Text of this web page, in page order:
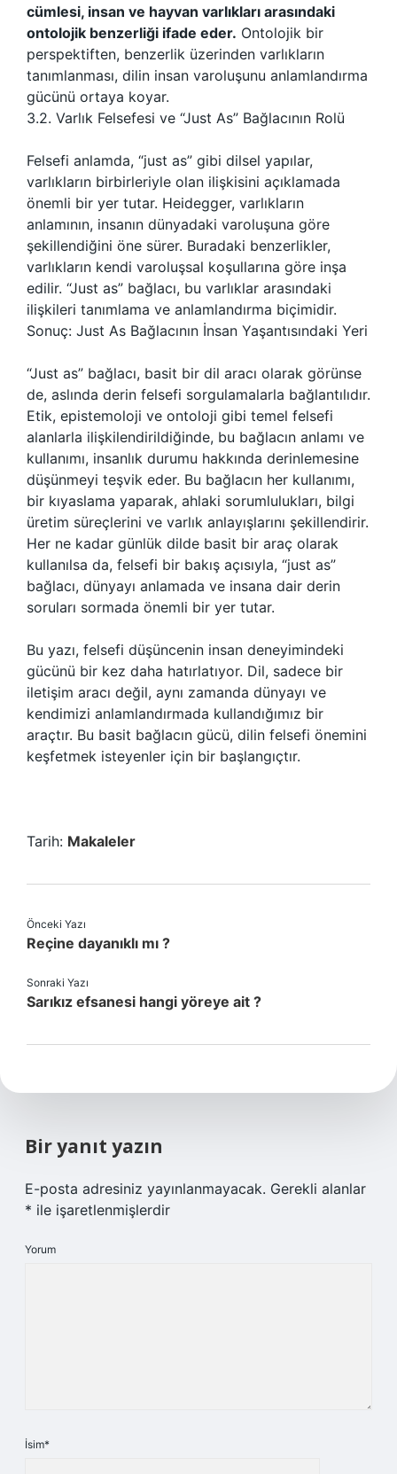
cümlesi, insan ve hayvan varlıkları arasındaki
ontolojik benzerliği ifade eder. Ontolojik bir
perspektiften, benzerlik üzerinden varlıkların
tanımlanması, dilin insan varoluşunu anlamlandırma
gücünü ortaya koyar.
3.2. Varlık Felsefesi ve “Just As” Bağlacının Rolü
Felsefi anlamda, “just as” gibi dilsel yapılar,
varlıkların birbirleriyle olan ilişkisini açıklamada
önemli bir yer tutar. Heidegger, varlıkların
anlamının, insanın dünyadaki varoluşuna göre
şekillendiğini öne sürer. Buradaki benzerlikler,
varlıkların kendi varoluşsal koşullarına göre inşa
edilir. “Just as” bağlacı, bu varlıklar arasındaki
ilişkileri tanımlama ve anlamlandırma biçimidir.
Sonuç: Just As Bağlacının İnsan Yaşantısındaki Yeri
“Just as” bağlacı, basit bir dil aracı olarak görünse
de, aslında derin felsefi sorgulamalarla bağlantılıdır.
Etik, epistemoloji ve ontoloji gibi temel felsefi
alanlarla ilişkilendirildiğinde, bu bağlacın anlamı ve
kullanımı, insanlık durumu hakkında derinlemesine
düşünmeyi teşvik eder. Bu bağlacın her kullanımı,
bir kıyaslama yaparak, ahlaki sorumlulukları, bilgi
üretim süreçlerini ve varlık anlayışlarını şekillendirir.
Her ne kadar günlük dilde basit bir araç olarak
kullanılsa da, felsefi bir bakış açısıyla, “just as”
bağlacı, dünyayı anlamada ve insana dair derin
soruları sormada önemli bir yer tutar.
Bu yazı, felsefi düşüncenin insan deneyimindeki
gücünü bir kez daha hatırlatıyor. Dil, sadece bir
iletişim aracı değil, aynı zamanda dünyayı ve
kendimizi anlamlandırmada kullandığımız bir
araçtır. Bu basit bağlacın gücü, dilin felsefi önemini
keşfetmek isteyenler için bir başlangıçtır.
Tarih: Makaleler
Önceki Yazı
Reçine dayanıklı mı ?
Sonraki Yazı
Sarıkız efsanesi hangi yöreye ait ?
Bir yanıt yazın
E-posta adresiniz yayınlanmayacak. Gerekli alanlar
* ile işaretlenmişlerdir
Yorum
İsim*